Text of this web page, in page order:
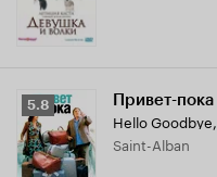
Рейтинг
Кинопоиска
5.8
5.8 Привет-пока
Hello Goodbye,
Saint-Alban